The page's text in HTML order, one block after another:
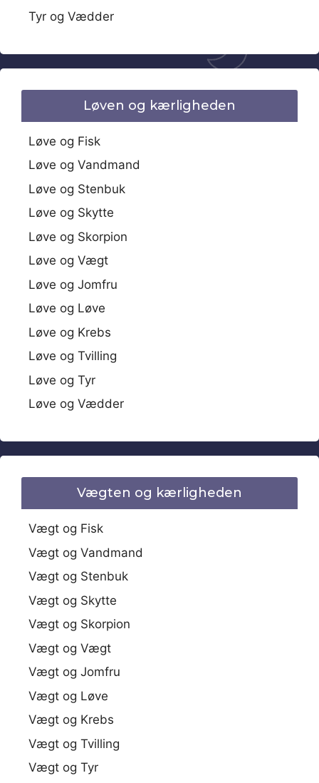
Tyr og Vædder
Løven og kærligheden
Løve og Fisk
Løve og Vandmand
Løve og Stenbuk
Løve og Skytte
Løve og Skorpion
Løve og Vægt
Løve og Jomfru
Løve og Løve
Løve og Krebs
Løve og Tvilling
Løve og Tyr
Løve og Vædder
Vægten og kærligheden
Vægt og Fisk
Vægt og Vandmand
Vægt og Stenbuk
Vægt og Skytte
Vægt og Skorpion
Vægt og Vægt
Vægt og Jomfru
Vægt og Løve
Vægt og Krebs
Vægt og Tvilling
Vægt og Tyr